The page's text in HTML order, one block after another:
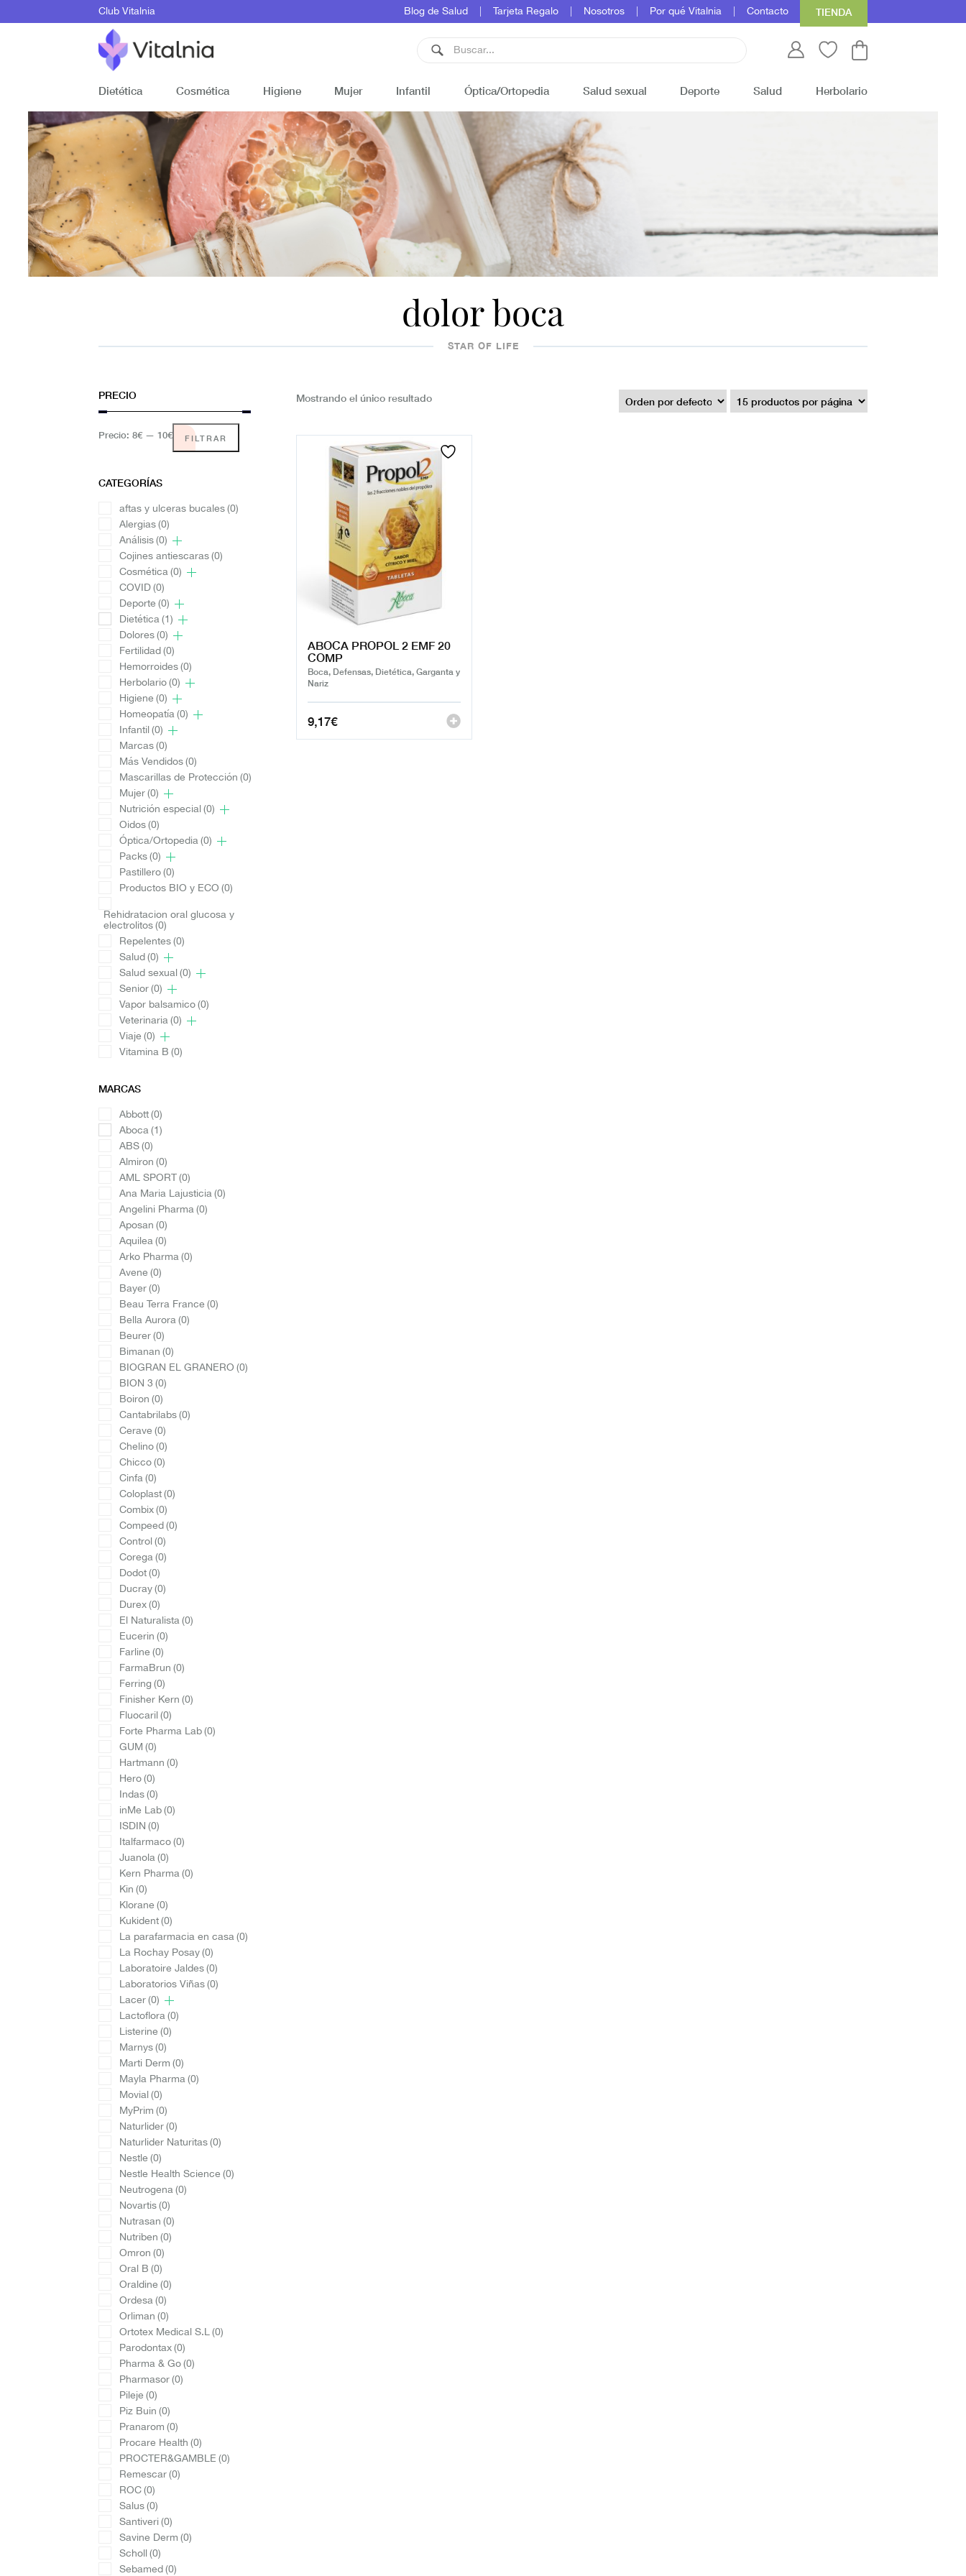
Club Vitalnia Blog de Salud Tarjeta Regalo Nosotros Por qué Vitalnia Contacto TIENDA
Dietética Cosmética Higiene Mujer Infantil Óptica/Ortopedia Salud sexual Deporte Salud Herbolario
dolor boca
STAR OF LIFE
PRECIO
FILTRAR
Precio: 8€ — 10€
CATEGORÍAS
aftas y ulceras bucales(0)
Alergias(0)
Análisis(0)
Cojines antiescaras(0)
Cosmética(0)
COVID(0)
Deporte(0)
Dietética(1)
Dolores(0)
Fertilidad(0)
Hemorroides(0)
Herbolario(0)
Higiene(0)
Homeopatía(0)
Infantil(0)
Marcas(0)
Más Vendidos(0)
Mascarillas de Protección(0)
Mujer(0)
Nutrición especial(0)
Oidos(0)
Óptica/Ortopedia(0)
Packs(0)
Pastillero(0)
Productos BIO y ECO(0)
Rehidratacion oral glucosa y
electrolitos(0)
Repelentes(0)
Salud(0)
Salud sexual(0)
Senior(0)
Vapor balsamico(0)
Veterinaria(0)
Viaje(0)
Vitamina B(0)
MARCAS
Abbott(0)
Aboca(1)
ABS(0)
Almiron(0)
AML SPORT(0)
Ana Maria Lajusticia(0)
Angelini Pharma(0)
Aposan(0)
Aquilea(0)
Arko Pharma(0)
Avene(0)
Bayer(0)
Beau Terra France(0)
Bella Aurora(0)
Beurer(0)
Bimanan(0)
BIOGRAN EL GRANERO(0)
BION 3(0)
Boiron(0)
Cantabrilabs(0)
Cerave(0)
Chelino(0)
Chicco(0)
Cinfa(0)
Coloplast(0)
Combix(0)
Compeed(0)
Control(0)
Corega(0)
Dodot(0)
Ducray(0)
Durex(0)
El Naturalista(0)
Eucerin(0)
Farline(0)
FarmaBrun(0)
Ferring(0)
Finisher Kern(0)
Fluocaril(0)
Forte Pharma Lab(0)
GUM(0)
Hartmann(0)
Hero(0)
Indas(0)
inMe Lab(0)
ISDIN(0)
Italfarmaco(0)
Juanola(0)
Kern Pharma(0)
Kin(0)
Klorane(0)
Kukident(0)
La parafarmacia en casa(0)
La Rochay Posay(0)
Laboratoire Jaldes(0)
Laboratorios Viñas(0)
Lacer(0)
Lactoflora(0)
Listerine(0)
Marnys(0)
Marti Derm(0)
Mayla Pharma(0)
Movial(0)
MyPrim(0)
Naturlider(0)
Naturlider Naturitas(0)
Nestle(0)
Nestle Health Science(0)
Neutrogena(0)
Novartis(0)
Nutrasan(0)
Nutriben(0)
Omron(0)
Oral B(0)
Oraldine(0)
Ordesa(0)
Orliman(0)
Ortotex Medical S.L(0)
Parodontax(0)
Pharma & Go(0)
Pharmasor(0)
Pileje(0)
Piz Buin(0)
Pranarom(0)
Procare Health(0)
PROCTER&GAMBLE(0)
Remescar(0)
ROC(0)
Salus(0)
Santiveri(0)
Savine Derm(0)
Scholl(0)
Sebamed(0)
Mostrando el único resultado
ABOCA PROPOL 2 EMF 20
COMP
Boca, Defensas, Dietética, Garganta y
Nariz
9,17€